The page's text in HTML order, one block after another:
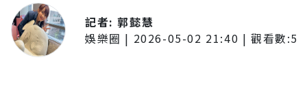
記者:郭懿慧
娛樂圈 | 2026-05-02 21:40 | 觀看數:5